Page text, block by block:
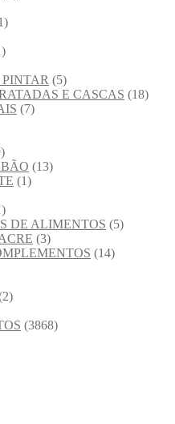
(5)
E CASCAS (18)
(7)
(13)
(1)
DE ALIMENTOS (5)
(3)
(14)
(3868)